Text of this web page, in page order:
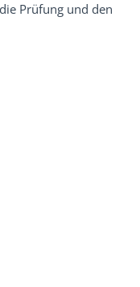
Prüfung und den